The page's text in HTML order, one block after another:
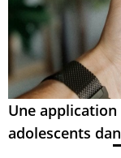
Une
adolescents